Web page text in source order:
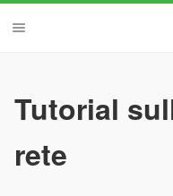
Tutorial
rete